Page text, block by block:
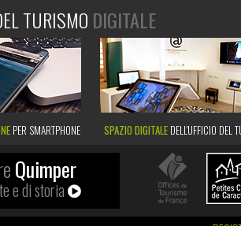
TURISMO DIGITALE
PER SMARTPHONE SPAZIO DIGITALE DELL'UFFICIO DEL
Quimper
e di storia